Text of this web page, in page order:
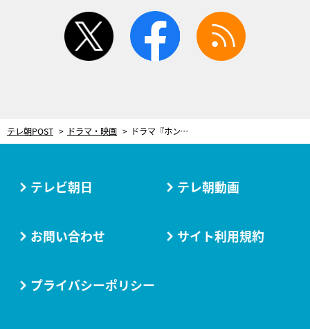
twitter facebook
テレ朝POST ドラマ・映画 ドラマ『ホンノウスイッチ』幼なじみカップル2人が離ればなれに!? 大きな岐路に立たされる
テレビ朝日 テレ朝動画
お問い合わせ サイト利用規約
プライバシーポリシー